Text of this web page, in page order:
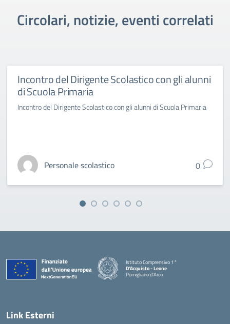
Circolari, notizie, eventi correlati
Incontro del Dirigente Scolastico con gli alunni
di Scuola Primaria
Incontro del Dirigente Scolastico con gli alunni di Scuola Primaria
Personale scolastico 0
Istituto Comprensivo 1°
D'Acquisto - Leone
Pomigliano d'Arco
— Visita la pagina iniziale della scuola
Link Esterni